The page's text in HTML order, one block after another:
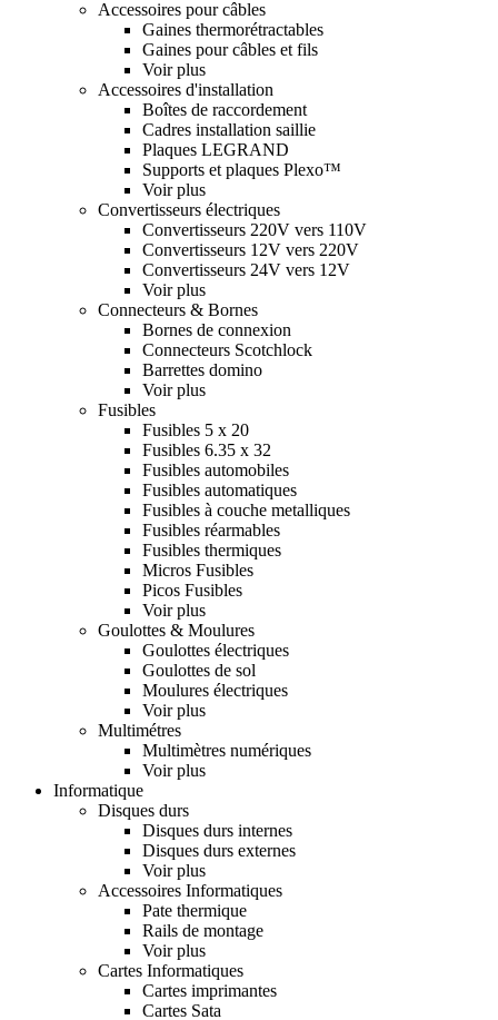
Accessoires pour câbles
Gaines thermorétractables
Gaines pour câbles et fils
Voir plus
Accessoires d'installation
Boîtes de raccordement
Cadres installation saillie
Plaques LEGRAND
Supports et plaques Plexo™
Voir plus
Convertisseurs électriques
Convertisseurs 220V vers 110V
Convertisseurs 12V vers 220V
Convertisseurs 24V vers 12V
Voir plus
Connecteurs & Bornes
Bornes de connexion
Connecteurs Scotchlock
Barrettes domino
Voir plus
Fusibles
Fusibles 5 x 20
Fusibles 6.35 x 32
Fusibles automobiles
Fusibles automatiques
Fusibles à couche metalliques
Fusibles réarmables
Fusibles thermiques
Micros Fusibles
Picos Fusibles
Voir plus
Goulottes & Moulures
Goulottes électriques
Goulottes de sol
Moulures électriques
Voir plus
Multimétres
Multimètres numériques
Voir plus
Informatique
Disques durs
Disques durs internes
Disques durs externes
Voir plus
Accessoires Informatiques
Pate thermique
Rails de montage
Voir plus
Cartes Informatiques
Cartes imprimantes
Cartes Sata